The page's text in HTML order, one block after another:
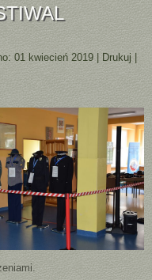
01 kwiecień 2019 | Drukuj |